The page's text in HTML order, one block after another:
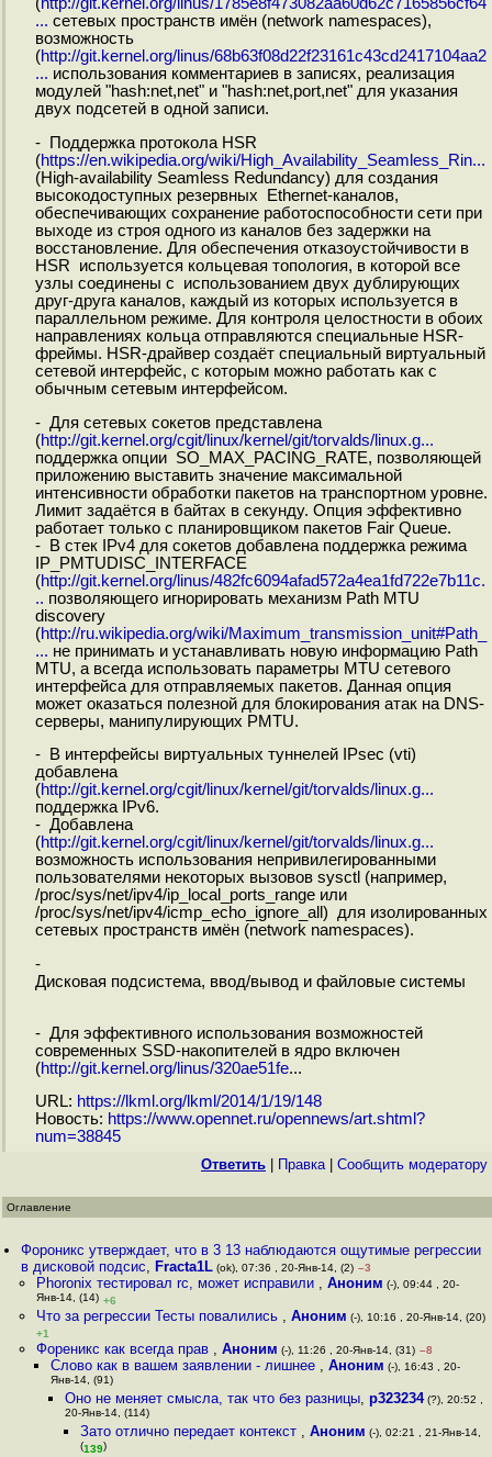
... сетевых пространств имён (network namespaces),
возможность
(http://git.kernel.org/linus/68b63f08d22f23161c43cd2417104aa2
... использования комментариев в записях, реализация
модулей "hash:net,net" и "hash:net,port,net" для указания
двух подсетей в одной записи.
- Поддержка протокола HSR
(https://en.wikipedia.org/wiki/High_Availability_Seamless_Rin...
(High-availability Seamless Redundancy) для создания
высокодоступных резервных Ethernet-каналов,
обеспечивающих сохранение работоспособности сети при
выходе из строя одного из каналов без задержки на
восстановление. Для обеспечения отказоустойчивости в
HSR используется кольцевая топология, в которой все
узлы соединены с использованием двух дублирующих
друг-друга каналов, каждый из которых используется в
параллельном режиме. Для контроля целостности в обоих
направлениях кольца отправляются специальные HSR-
фреймы. HSR-драйвер создаёт специальный виртуальный
сетевой интерфейс, с которым можно работать как с
обычным сетевым интерфейсом.
- Для сетевых сокетов представлена
(http://git.kernel.org/cgit/linux/kernel/git/torvalds/linux.g...
поддержка опции SO_MAX_PACING_RATE, позволяющей
приложению выставить значение максимальной
интенсивности обработки пакетов на транспортном уровне.
Лимит задаётся в байтах в секунду. Опция эффективно
работает только с планировщиком пакетов Fair Queue.
- В стек IPv4 для сокетов добавлена поддержка режима
IP_PMTUDISC_INTERFACE
(http://git.kernel.org/linus/482fc6094afad572a4ea1fd722e7b11c.
.. позволяющего игнорировать механизм Path MTU
discovery
(http://ru.wikipedia.org/wiki/Maximum_transmission_unit#Path_
... не принимать и устанавливать новую информацию Path
MTU, а всегда использовать параметры MTU сетевого
интерфейса для отправляемых пакетов. Данная опция
может оказаться полезной для блокирования атак на DNS-
серверы, манипулирующих PMTU.
- В интерфейсы виртуальных туннелей IPsec (vti)
добавлена
(http://git.kernel.org/cgit/linux/kernel/git/torvalds/linux.g...
поддержка IPv6.
- Добавлена
(http://git.kernel.org/cgit/linux/kernel/git/torvalds/linux.g...
возможность использования непривилегированными
пользователями некоторых вызовов sysctl (например,
/proc/sys/net/ipv4/ip_local_ports_range или
/proc/sys/net/ipv4/icmp_echo_ignore_all) для изолированных
сетевых пространств имён (network namespaces).
-
Дисковая подсистема, ввод/вывод и файловые системы
- Для эффективного использования возможностей
современных SSD-накопителей в ядро включен
(http://git.kernel.org/linus/320ae51fe...
URL: https://lkml.org/lkml/2014/1/19/148
Новость: https://www.opennet.ru/opennews/art.shtml?
num=38845
Ответить Правка| Cообщить модератору
Оглавление
Фороникс утверждает, что в 3 13 наблюдаются ощутимые регрессии
в дисковой подсис, Fracta1L (ok), 07:36 , 20-Янв-14, (2) –3
Phoronix тестировал rc, может исправили , Аноним (-), 09:44 , 20-
Янв-14, (14) +6
Что за регрессии Тесты повалились , Аноним (-), 10:16 , 20-Янв-14, (20)
+1
Фореникс как всегда прав , Аноним (-), 11:26 , 20-Янв-14, (31) –8
Слово как в вашем заявлении - лишнее , Аноним (-), 16:43 , 20-
Янв-14, (91)
Оно не меняет смысла, так что без разницы,р323234(?), 20:52 ,
20-Янв-14, (114)
Зато отлично передает контекст , Аноним (-), 02:21 , 21-Янв-14,
(139)